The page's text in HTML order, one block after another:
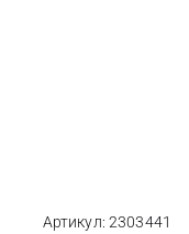
Артикул: 2303441